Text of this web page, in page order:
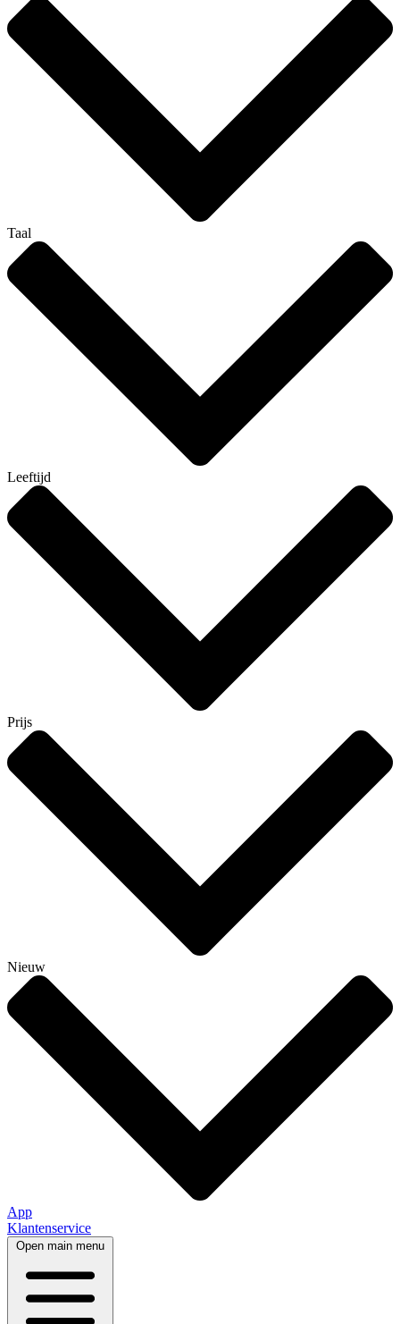
Taal
Leeftijd
Prijs
Nieuw
App
Klantenservice
Open main menu